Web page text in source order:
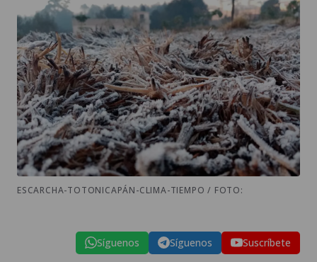
ESCARCHA-TOTONICAPÁN-CLIMA-TIEMPO / FOTO:
Síguenos Síguenos Suscríbete